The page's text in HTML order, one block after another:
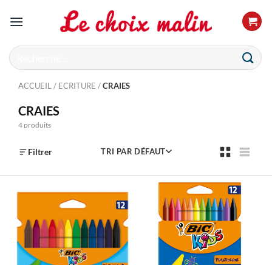
Recherche
pour :
ACCUEIL / ECRITURE /CRAIES
CRAIES
4 produits
Filtrer TRI PAR DÉFAUT